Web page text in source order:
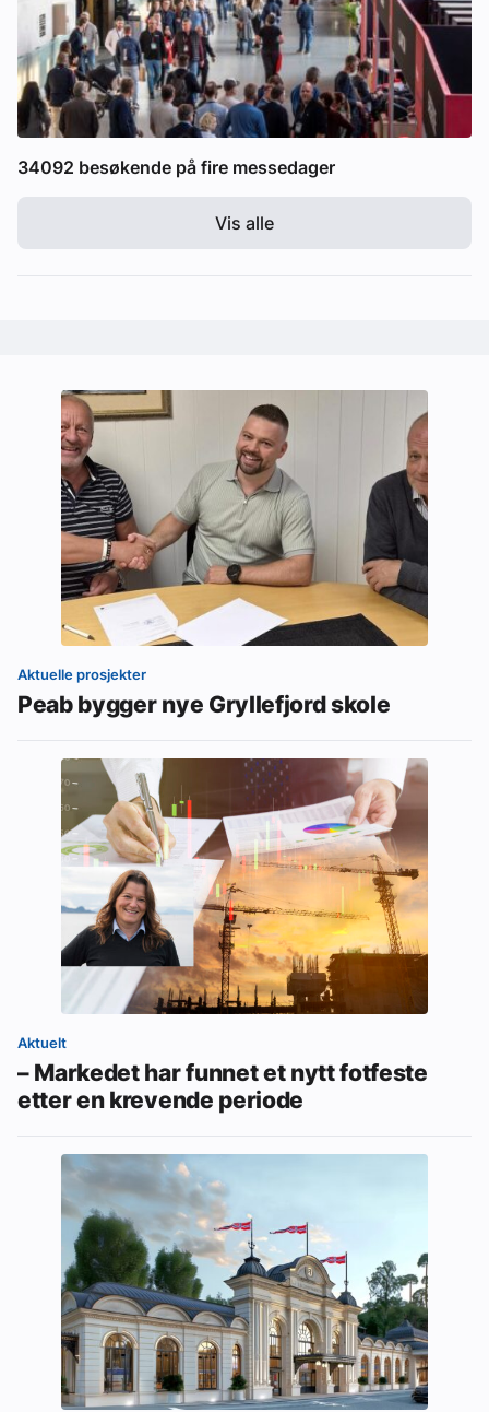
34092 besøkende på fire messedager
Vis alle
Aktuelle prosjekter
Peab bygger nye Gryllefjord skole
Aktuelt
– Markedet har funnet et nytt fotfeste
etter en krevende periode